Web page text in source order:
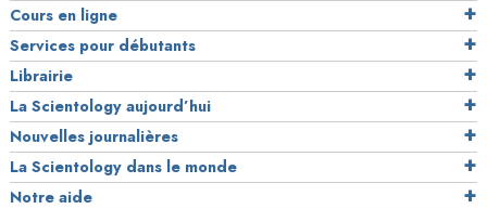
Cours en ligne
Services pour débutants
Librairie
La Scientology aujourd’hui
Nouvelles journalières
La Scientology dans le monde
Notre aide